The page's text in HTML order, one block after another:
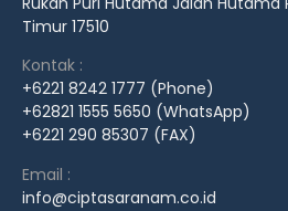
Timur 17510
Kontak :
+6221 8242 1777 (Phone)
+62821 1555 5650 (WhatsApp)
+6221 290 85307 (FAX)
Email :
info@ciptasaranam.co.id